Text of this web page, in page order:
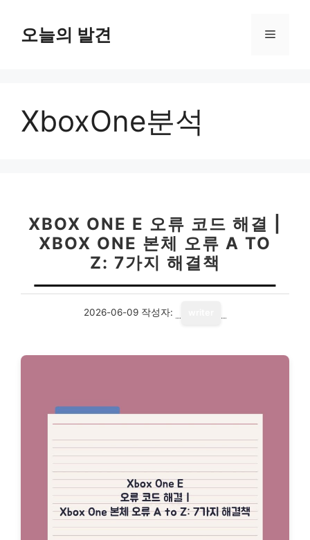
오늘의 발견 메
XboxOne분석
XBOX ONE E 오류 코드 해결 |
XBOX ONE 본체 오류 A TO
Z: 7가지 해결책
2026-06-09 작성자: